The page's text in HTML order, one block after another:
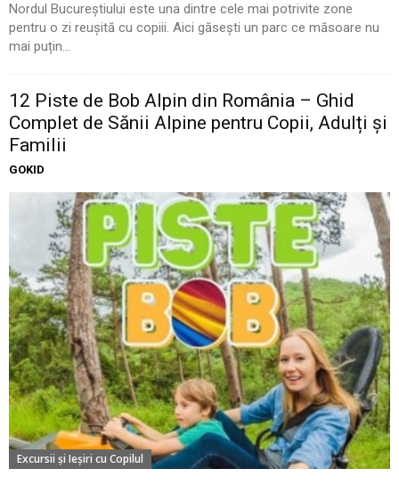
Nordul Bucureștiului este una dintre cele mai potrivite zone
pentru o zi reușită cu copiii. Aici găsești un parc ce măsoare nu
mai puțin...
12 Piste de Bob Alpin din România – Ghid
Complet de Sănii Alpine pentru Copii, Adulți și
Familii
GOKID
Excursii şi Ieşiri cu Copilul